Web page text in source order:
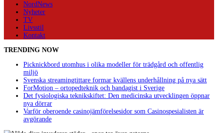
NordNews
Nyheter
TV
Livsstil
Kontakt
TRENDING NOW
Picknickbord utomhus i olika modeller för trädgård och offentlig
miljö
Svenska streamingtittare formar kvällens underhållning på nya sätt
ForMotion – ortopedteknik och bandagist i Sverige
Det fysiologiska teknikskiftet: Den medicinska utvecklingen öppnar
nya dörrar
Varför oberoende casinojämförelsesidor som Casinospesialisten är
avgörande